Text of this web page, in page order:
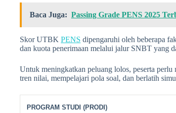
Baca Juga: Passing Grade PENS 2025
Skor UTBK PENS dipengaruhi oleh beberapa
dan kuota penerimaan melalui jalur SNBT yang
Untuk meningkatkan peluang lolos, peserta perlu
tren nilai, mempelajari pola soal, dan berlatih
PROGRAM STUDI (PRODI)